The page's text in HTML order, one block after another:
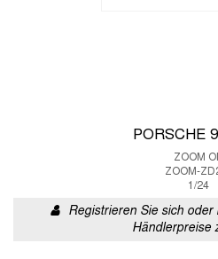
PORSCHE
ZOOM
ZOOM-
1/24
Registrieren Sie sich oder
Händlerpreise